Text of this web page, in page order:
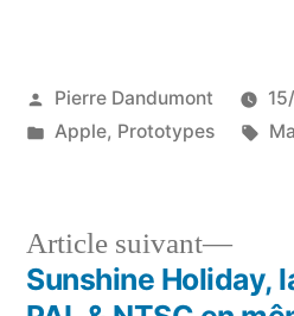
Publié
par
Pierre Dandumont
Publié
Apple, Prototypes
Article suivant
Article
Sunshine Holiday,